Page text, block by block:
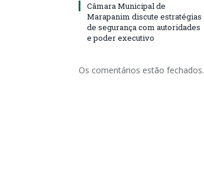
Câmara Municipal de
Marapanim discute estratégias
de segurança com autoridades
e poder executivo
Os comentários estão fechados.